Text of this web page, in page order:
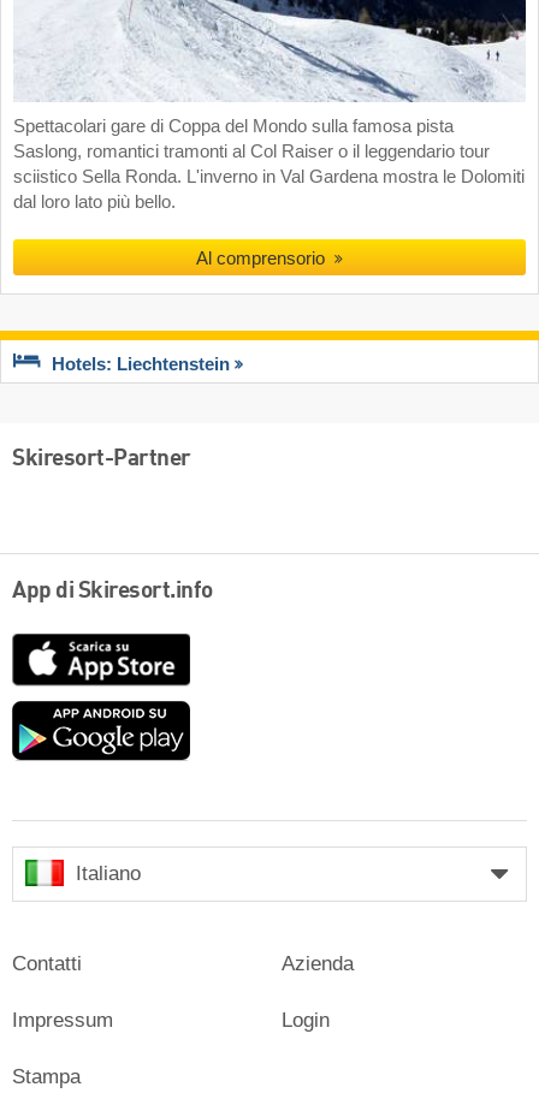
Spettacolari gare di Coppa del Mondo sulla famosa pista
Saslong, romantici tramonti al Col Raiser o il leggendario tour
sciistico Sella Ronda. L'inverno in Val Gardena mostra le Dolomiti
dal loro lato più bello.
Al comprensorio
Hotels: Liechtenstein
Skiresort-Partner
App di Skiresort.info
Google
Italiano
Contatti
Impressum
Stampa
Azienda
Login